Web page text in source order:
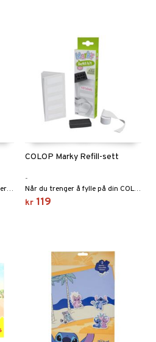
Merk tingene dine for skolen eller treningen.
COLOP Marky Refill-sett
-
Når du trenger å fylle på din COLOP Marky!
kr 119